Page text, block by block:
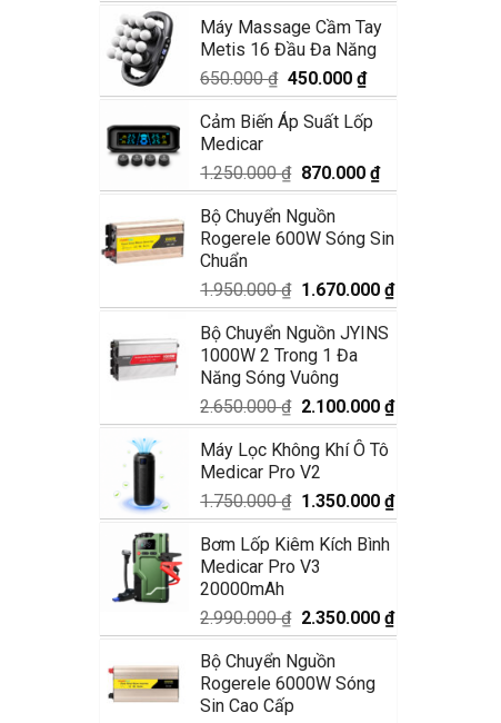
gốc
là:
1.990.000 ₫.
hiện
Máy Massage Cầm Tay
Metis 16 Đầu Đa Năng
650.000₫ Giá
gốc
là:
450.000₫Giá
hiện
tại
450.000 ₫.
Cảm Biến Áp Suất Lốp
Medicar
1.250.000₫ Giá
gốc
là:
1.250.000 ₫.
870.000₫Giá
hiện
là:
Bộ Chuyển Nguồn
Rogerele 600W Sóng Sin
Chuẩn
1.950.000₫ Giá
gốc
là:
1.950.000 ₫.
1.670.000₫Giá
hiện
Bộ Chuyển Nguồn JYINS
1000W 2 Trong 1 Đa
Năng Sóng Vuông
2.650.000₫ Giá
gốc
là:
2.650.000 ₫.
2.100.000₫Giá
hiện
2.100.000 ₫.
Máy Lọc Không Khí Ô Tô
Medicar Pro V2
1.750.000₫ Giá
gốc
là:
1.750.000 ₫.
1.350.000₫Giá
hiện
Bơm Lốp Kiêm Kích Bình
Medicar Pro V3
20000mAh
2.990.000₫ Giá
gốc
là:
2.990.000 ₫.
2.350.000₫Giá
hiện
Bộ Chuyển Nguồn
Rogerele 6000W Sóng
Sin Cao Cấp